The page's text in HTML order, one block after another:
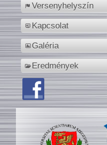
Versenyhelyszín
Kapcsolat
Galéria
Eredmények